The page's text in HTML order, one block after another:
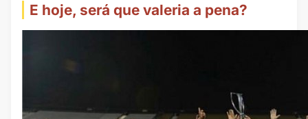
E hoje, será que valeria a pena?